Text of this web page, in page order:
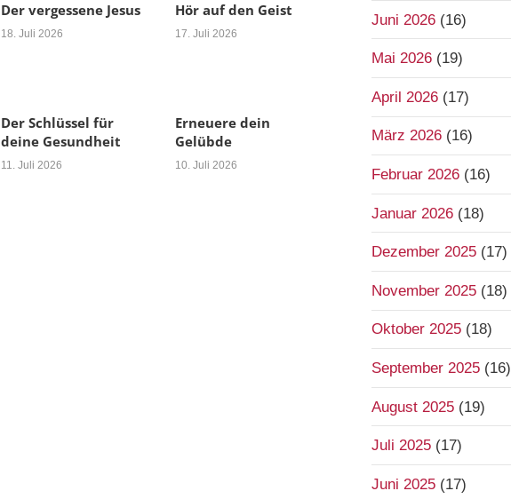
Der vergessene Jesus
18. Juli 2026
Hör auf den Geist
17. Juli 2026
Der Schlüssel für
deine Gesundheit
11. Juli 2026
Erneuere dein
Gelübde
10. Juli 2026
Juni 2026(16)
Mai 2026(19)
April 2026(17)
März 2026(16)
Februar 2026(16)
Januar 2026(18)
Dezember 2025(17)
November 2025(18)
Oktober 2025(18)
September 2025(16)
August 2025(19)
Juli 2025(17)
Juni 2025(17)